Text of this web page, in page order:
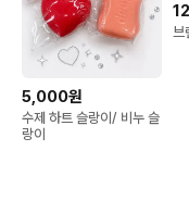
5,000원
수제 하트 슬랑이/ 비누 슬
랑이
브